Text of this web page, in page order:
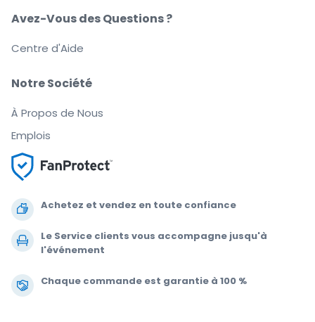
Achetez et vendez en toute confiance
Le Service clients vous accompagne jusqu'à
l'événement
Chaque commande est garantie à 100 %
Notre Société
À Propos de Nous
Emplois
Avez-Vous des Questions ?
Centre d'Aide